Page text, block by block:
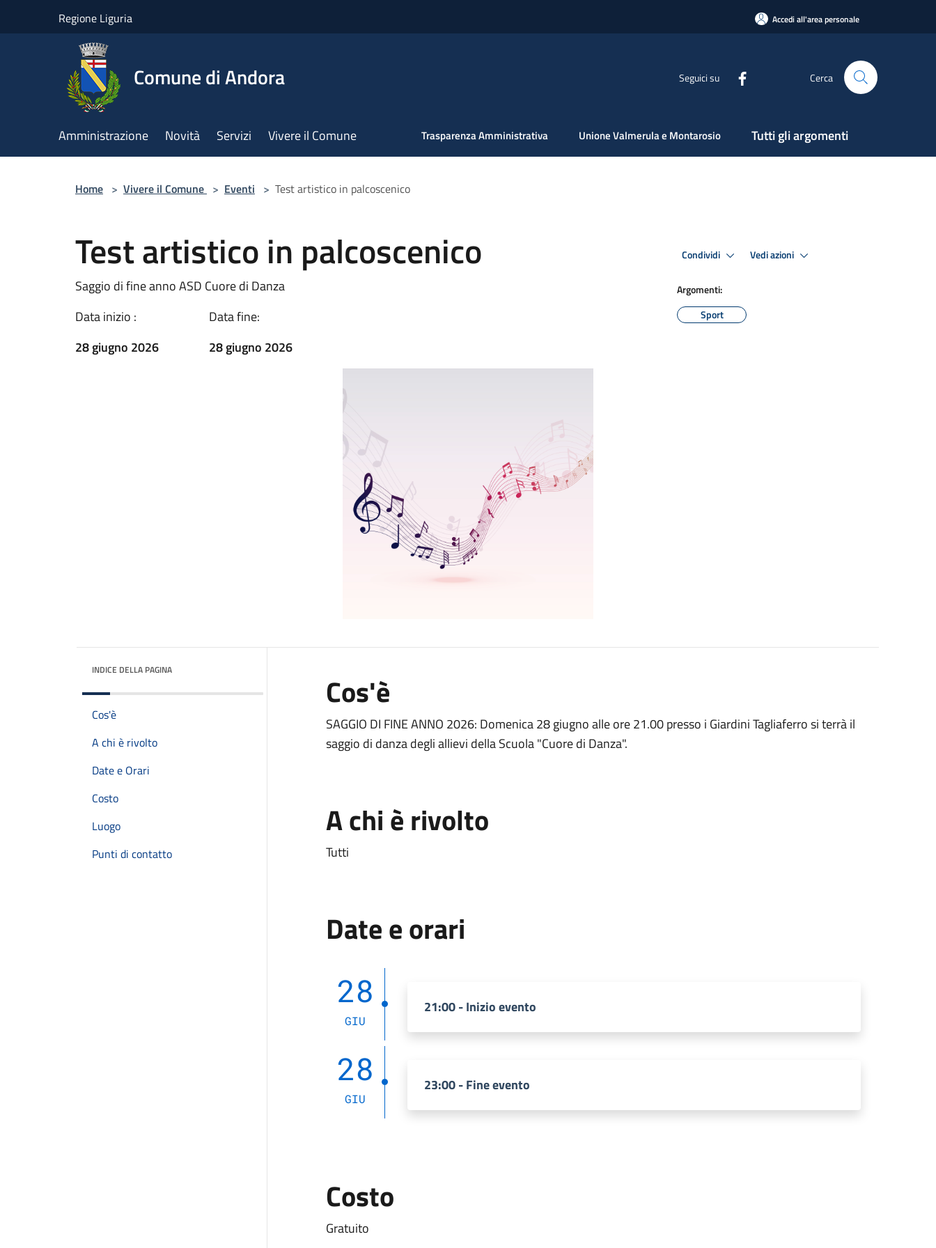
Regione Liguria Accedi all'area personale
Comune di Andora Seguici su Cerca
Amministrazione Novità Servizi Vivere il Comune Trasparenza Amministrativa Unione Valmerula e Montarosio Tutti gli argomenti
Home > Vivere il Comune > Eventi > Test artistico in palcoscenico
Test artistico in palcoscenico
Saggio di fine anno ASD Cuore di Danza
Data inizio :
28 giugno 2026
Data fine:
28 giugno 2026
Condividi Vedi azioni
Argomenti:
Sport
INDICE DELLA PAGINA
Cos'è
A chi è rivolto
Date e Orari
Costo
Luogo
Punti di contatto
Cos'è
SAGGIO DI FINE ANNO 2026: Domenica 28 giugno alle ore 21.00 presso i Giardini Tagliaferro si terrà il
saggio di danza degli allievi della Scuola "Cuore di Danza".
A chi è rivolto
Tutti
Date e orari
28
GIU
21:00 - Inizio evento
28
GIU
23:00 - Fine evento
Costo
Gratuito